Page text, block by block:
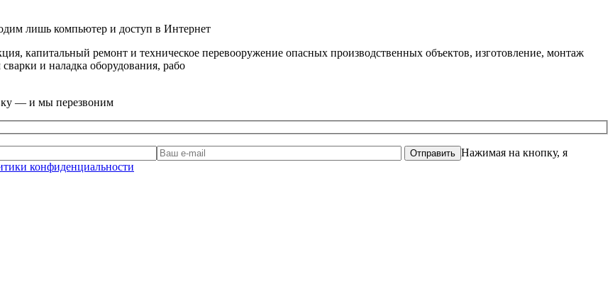
лишь компьютер и доступ в Интернет
капитальный ремонт и техническое перевооружение опасных производственных объектов, изготовление, монтаж
и наладка оборудования, рабо
— и мы перезвоним
Отправить Нажимая на кнопку, я
конфиденциальности